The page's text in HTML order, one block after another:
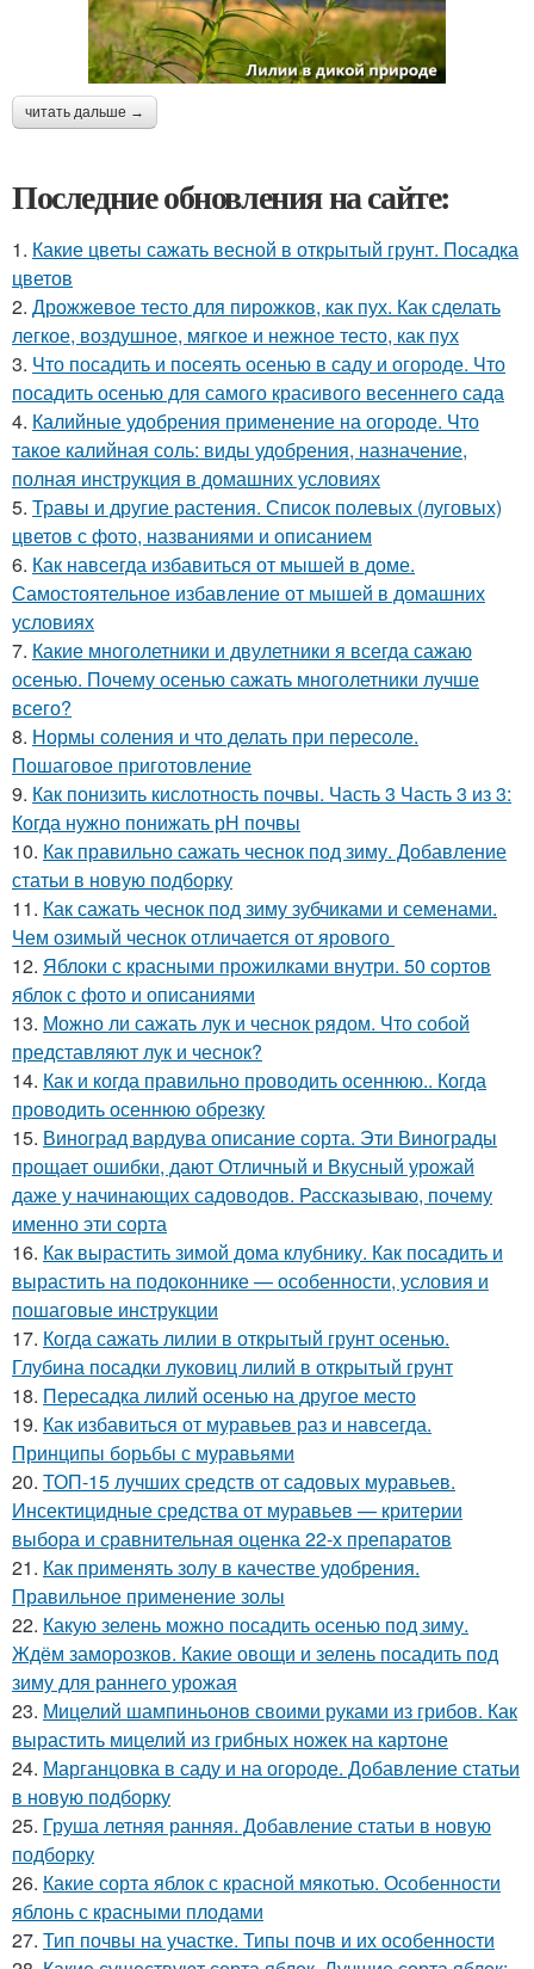
читать дальше →
Последние обновления на сайте:
1. Какие цветы сажать весной в открытый грунт. Посадка
цветов
2. Дрожжевое тесто для пирожков, как пух. Как сделать
легкое, воздушное, мягкое и нежное тесто, как пух
3. Что посадить и посеять осенью в саду и огороде. Что
посадить осенью для самого красивого весеннего сада
4. Калийные удобрения применение на огороде. Что
такое калийная соль: виды удобрения, назначение,
полная инструкция в домашних условиях
5. Травы и другие растения. Список полевых (луговых)
цветов с фото, названиями и описанием
6. Как навсегда избавиться от мышей в доме.
Самостоятельное избавление от мышей в домашних
условиях
7. Какие многолетники и двулетники я всегда сажаю
осенью. Почему осенью сажать многолетники лучше
всего?
8. Нормы соления и что делать при пересоле.
Пошаговое приготовление
9. Как понизить кислотность почвы. Часть 3 Часть 3 из 3:
Когда нужно понижать рН почвы
10. Как правильно сажать чеснок под зиму. Добавление
статьи в новую подборку
11. Как сажать чеснок под зиму зубчиками и семенами.
Чем озимый чеснок отличается от ярового
12. Яблоки с красными прожилками внутри. 50 сортов
яблок с фото и описаниями
13. Можно ли сажать лук и чеснок рядом. Что собой
представляют лук и чеснок?
14. Как и когда правильно проводить осеннюю.. Когда
проводить осеннюю обрезку
15. Виноград вардува описание сорта. Эти Винограды
прощает ошибки, дают Отличный и Вкусный урожай
даже у начинающих садоводов. Рассказываю, почему
именно эти сорта
16. Как вырастить зимой дома клубнику. Как посадить и
вырастить на подоконнике — особенности, условия и
пошаговые инструкции
17. Когда сажать лилии в открытый грунт осенью.
Глубина посадки луковиц лилий в открытый грунт
18. Пересадка лилий осенью на другое место
19. Как избавиться от муравьев раз и навсегда.
Принципы борьбы с муравьями
20. ТОП-15 лучших средств от садовых муравьев.
Инсектицидные средства от муравьев — критерии
выбора и сравнительная оценка 22-х препаратов
21. Как применять золу в качестве удобрения.
Правильное применение золы
22. Какую зелень можно посадить осенью под зиму.
Ждём заморозков. Какие овощи и зелень посадить под
зиму для раннего урожая
23. Мицелий шампиньонов своими руками из грибов. Как
вырастить мицелий из грибных ножек на картоне
24. Марганцовка в саду и на огороде. Добавление статьи
в новую подборку
25. Груша летняя ранняя. Добавление статьи в новую
подборку
26. Какие сорта яблок с красной мякотью. Особенности
яблонь с красными плодами
27. Тип почвы на участке. Типы почв и их особенности